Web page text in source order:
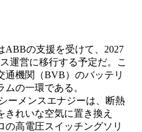
ABBの支援を受けて、2027
運営に移行する予定だ。こ
通機関（BVB）のバッテリ
の一環である。
ーメンスエナジーは、断熱
れいな空気に置き換え
の高電圧スイッチングソリ